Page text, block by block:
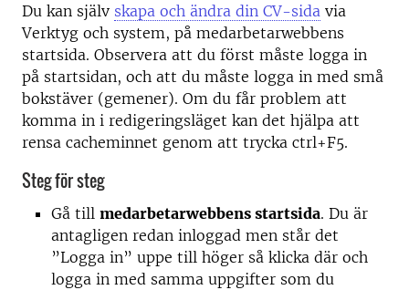
Du kan själv skapa och ändra din CV-sida via
Verktyg och system, på medarbetarwebbens
startsida. Observera att du först måste logga in
på startsidan, och att du måste logga in med små
bokstäver (gemener). Om du får problem att
komma in i redigeringsläget kan det hjälpa att
rensa cacheminnet genom att trycka ctrl+F5.
Steg för steg
Gå till medarbetarwebbens startsida. Du är
antagligen redan inloggad men står det
”Logga in” uppe till höger så klicka där och
logga in med samma uppgifter som du